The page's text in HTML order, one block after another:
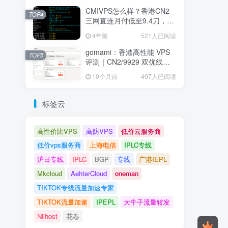
CMIVPS怎么样？香港CN2
三网直连月付低至9.4刀，堪
4年前 521人已阅读
TOP4
gomami：香港高性能 VPS
评测｜CN2/9929 双优线
节点全面解析
10个月前 497人已阅读
TOP5
标签云
高性价比VPS 高防VPS
低价云服务商
低价vps服务商
上海电信
IPLC专线
沪日专线
IPLC BGP 专线
广港IEPL
Mkcloud
AehterCloud
oneman
TIKTOK专线流量加速专家
TIKTOK流量加速
IPEPL
大牛子流量转发
Niihost
花卷